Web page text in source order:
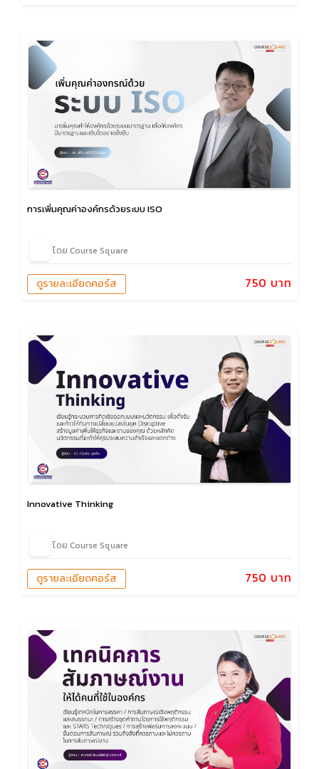
การเพิ่มคุณค่าองค์กรด้วยระบบ ISO
โดย Course Square
750 บาท
ดูรายละเอียดคอร์ส
Innovative Thinking
โดย Course Square
750 บาท
ดูรายละเอียดคอร์ส